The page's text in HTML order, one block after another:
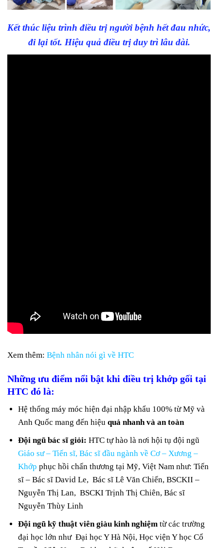
Kết thúc liệu trình điều trị người bệnh hết đau nhức,
đi lại tốt. Hiệu quả điều trị duy trì lâu dài.
Xem thêm: Bệnh nhân nói gì về HTC
Những ưu điểm nổi bật khi điều trị khớp gối tại
HTC đó là:
Hệ thống máy móc hiện đại nhập khẩu 100% từ Mỹ và
Anh Quốc mang đến hiệuquả nhanh và an toàn
Đội ngũ bác sĩ giỏi: HTC tự hào là nơi hội tụ đội ngũ
Giáo sư – Tiến sĩ, Bác sĩ đầu ngành về Cơ – Xương –
Khớp phục hồi chấn thương tại Mỹ, Việt Nam như: Tiến
sĩ – Bác sĩ David Le, Bác sĩ Lê Văn Chiến, BSCKII –
Nguyễn Thị Lan, BSCKI Trịnh Thị Chiên, Bác sĩ
Nguyễn Thùy Linh
Đội ngũ kỹ thuật viên giàu kinh nghiệm từ các trường
đại học lớn như Đại học Y Hà Nội, Học viện Y học Cổ